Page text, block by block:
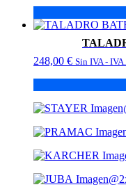
248,00 € Sin IVA -